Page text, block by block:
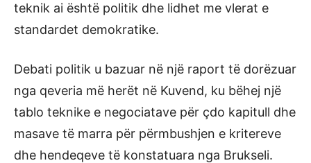
teknik ai është politik dhe lidhet me vlerat e
standardet demokratike.
Debati politik u bazuar në një raport të dorëzuar
nga qeveria më herët në Kuvend, ku bëhej një
tablo teknike e negociatave për çdo kapitull dhe
masave të marra për përmbushjen e kritereve
dhe hendeqeve të konstatuara nga Brukseli.